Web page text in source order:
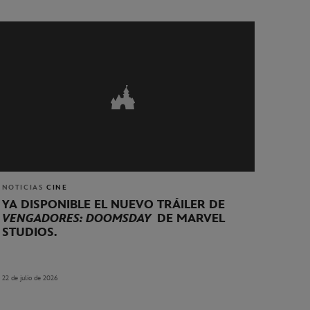
NOTICIAS CINE
YA DISPONIBLE EL NUEVO TRÁILER DE
VENGADORES: DOOMSDAYDE MARVEL
STUDIOS.
22 de julio de 2026